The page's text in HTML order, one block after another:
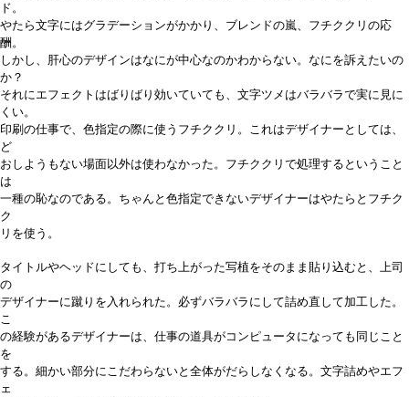
ド。
やたら文字にはグラデーションがかかり、ブレンドの嵐、フチククリの応
酬。
しかし、肝心のデザインはなにが中心なのかわからない。なにを訴えたいの
か？
それにエフェクトはばりばり効いていても、文字ツメはバラバラで実に見に
くい。
印刷の仕事で、色指定の際に使うフチククリ。これはデザイナーとしては、
ど
おしようもない場面以外は使わなかった。フチククリで処理するということ
は
一種の恥なのである。ちゃんと色指定できないデザイナーはやたらとフチク
ク
リを使う。
タイトルやヘッドにしても、打ち上がった写植をそのまま貼り込むと、上司
の
デザイナーに蹴りを入れられた。必ずバラバラにして詰め直して加工した。
こ
の経験があるデザイナーは、仕事の道具がコンピュータになっても同じこと
を
する。細かい部分にこだわらないと全体がだらしなくなる。文字詰めやエフ
ェ